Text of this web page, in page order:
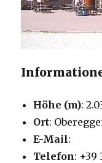
Höhe (m):
Ort:
E-Mail:
Telefon: +39